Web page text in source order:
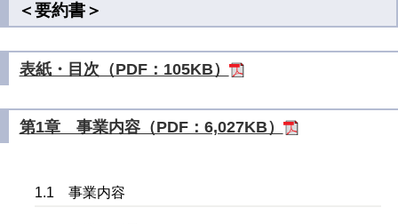
＜要約書＞
表紙・目次（PDF：105KB）
第1章 事業内容（PDF：6,027KB）
1.1 事業内容